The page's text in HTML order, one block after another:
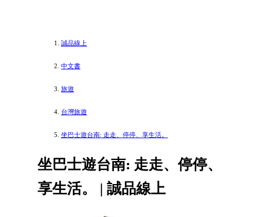
誠品線上
中文書
旅遊
台灣旅遊
坐巴士遊台南: 走走、停停、享生活。
坐巴士遊台南: 走走、停停、
享生活。 | 誠品線上